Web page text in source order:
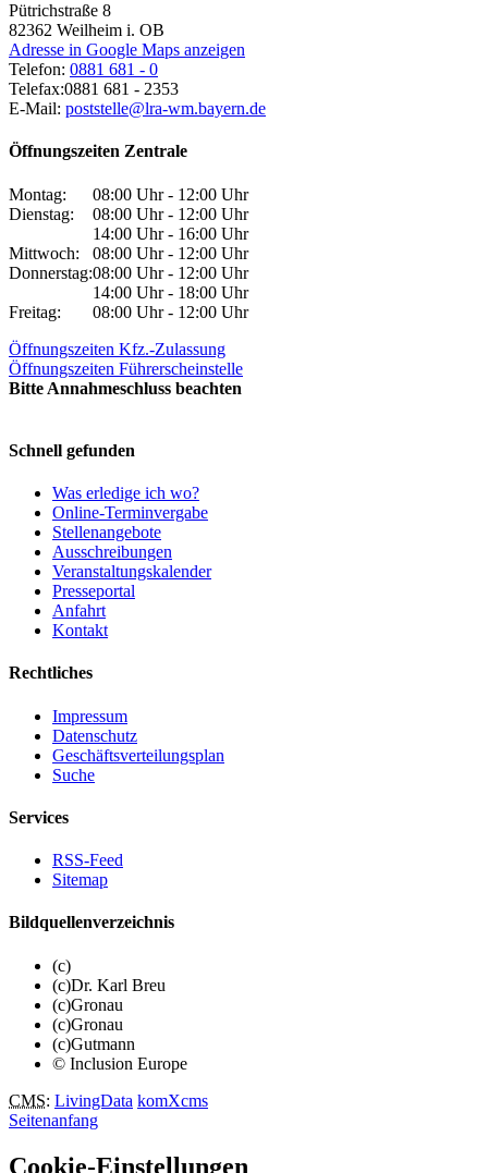
Pütrichstraße 8
82362 Weilheim i. OB
Adresse in Google Maps anzeigen
Telefon: 0881 681 - 0
Telefax:0881 681 - 2353
E-Mail: poststelle@lra-wm.bayern.de
Öffnungszeiten Zentrale
Montag:
08:00 Uhr - 12:00 Uhr
Dienstag:
08:00 Uhr - 12:00 Uhr
14:00 Uhr - 16:00 Uhr
Mittwoch:
08:00 Uhr - 12:00 Uhr
Donnerstag:08:00 Uhr - 12:00 Uhr
14:00 Uhr - 18:00 Uhr
Freitag:
08:00 Uhr - 12:00 Uhr
Öffnungszeiten Kfz.-Zulassung
Öffnungszeiten Führerscheinstelle
Bitte Annahmeschluss beachten
Schnell gefunden
Was erledige ich wo?
Online-Terminvergabe
Stellenangebote
Ausschreibungen
Veranstaltungskalender
Presseportal
Anfahrt
Kontakt
Rechtliches
Impressum
Datenschutz
Geschäftsverteilungsplan
Suche
Services
RSS-Feed
Sitemap
Bildquellenverzeichnis
(c)
(c)Dr. Karl Breu
(c)Gronau
(c)Gronau
(c)Gutmann
© Inclusion Europe
CMS: LivingData komXcms
Seitenanfang
Cookie-Einstellungen